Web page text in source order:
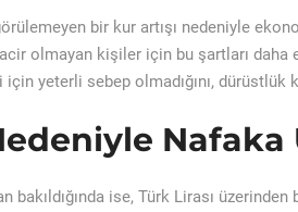
bir kur artışı nedeniyle
olmayan kişiler için bu şartları daha
yeterli sebep olmadığını, dürüstlük
Nafaka
bakıldığında ise, Türk Lirası